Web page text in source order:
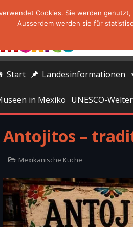
Start Landesinformationen
in Mexiko UNESCO-
Antojitos –
Mexikanische Küche
Cookies. Sie werden
Ausserdem werden sie für